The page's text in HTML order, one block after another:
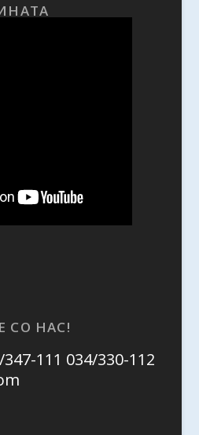
СО НАС!
111 034/330-112